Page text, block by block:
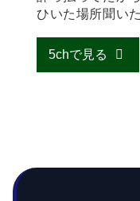
ひいた場所聞い
5chで見る